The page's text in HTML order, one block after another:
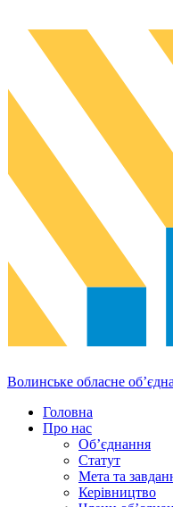
Волинське обласне
Головна
Про нас
Об’єднання
Статут
Мета та
Керівництво